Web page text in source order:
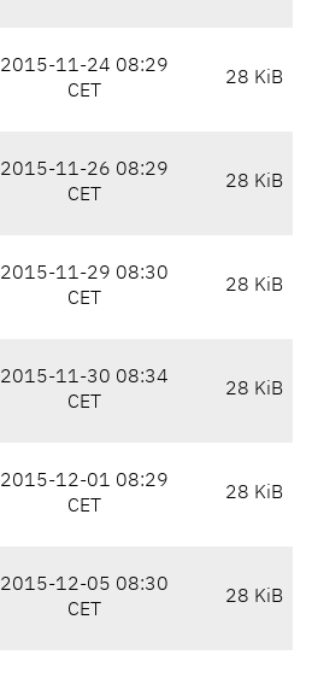
2015-11-24 08:29
CET
28 KiB
2015-11-26 08:29
CET
28 KiB
2015-11-29 08:30
CET
28 KiB
2015-11-30 08:34
CET
28 KiB
2015-12-01 08:29
CET
28 KiB
2015-12-05 08:30
CET
28 KiB